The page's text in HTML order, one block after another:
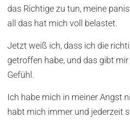
das Richtige zu tun, meine
all das hat mich voll belastet.
Jetzt weiß ich, dass ich die
getroffen habe, und das gibt
Gefühl.
Ich habe mich in meiner Angst
habt mich immer und jederzeit